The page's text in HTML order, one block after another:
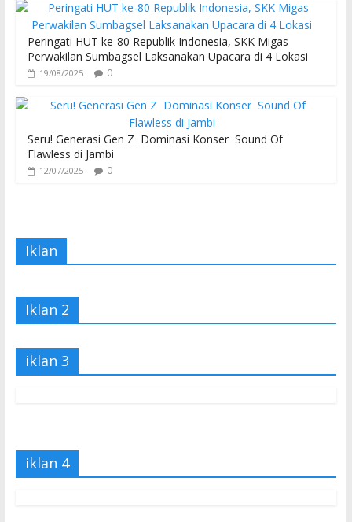
Peringati HUT ke-80 Republik Indonesia, SKK Migas
Perwakilan Sumbagsel Laksanakan Upacara di 4 Lokasi
19/08/2025 0
Seru! Generasi Gen Z Dominasi Konser Sound Of
Flawless di Jambi
12/07/2025 0
Iklan
Iklan 2
iklan 3
iklan 4